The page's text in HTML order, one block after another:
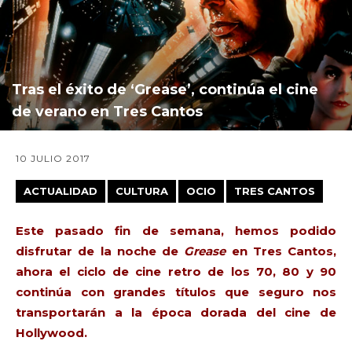
Tras el éxito de ‘Grease’, continúa el cine
de verano en Tres Cantos
10 JULIO 2017
ACTUALIDAD CULTURA OCIO TRES CANTOS
Este pasado fin de semana, hemos podido
disfrutar de la noche de Greaseen Tres Cantos,
ahora el ciclo de cine retro de los 70, 80 y 90
continúa con grandes títulos que seguro nos
transportarán a la época dorada del cine de
Hollywood.